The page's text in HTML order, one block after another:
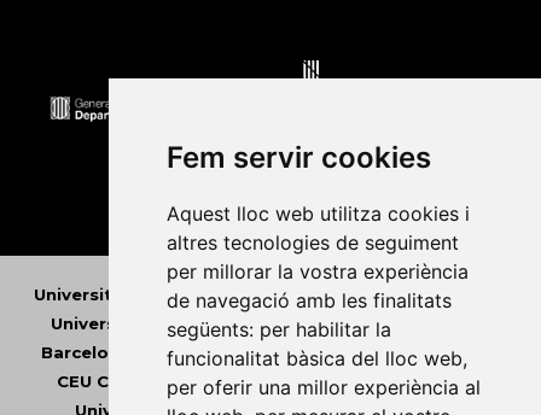
Fem servir cookies
Aquest lloc web utilitza cookies i
altres tecnologies de seguiment
per millorar la vostra experiència
de navegació amb les finalitats
següents: per habilitar la
funcionalitat bàsica del lloc web,
per oferir una millor experiència al
Universitat Abat Oliba CEU•Universitat d'Alacant
Universitat d'Andorra•Universitat Autònoma de
Barcelona
Universitat de Barcelona•Universitat
CEU Cardenal Herrera•Universitat de Girona •
Universitat de les Illes Balears• Universitat